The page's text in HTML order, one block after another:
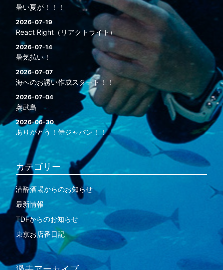
暑い夏が！！！
2026-07-19
React Right（リアクトライト）
2026-07-14
暑気払い！
2026-07-07
海へのお誘い作成スタート！！
2026-07-04
奥武島
2026-06-30
ありがとう！侍ジャパン！！
カテゴリー
潜酔酒場からのお知らせ
最新情報
TDFからのお知らせ
東京お店番日記